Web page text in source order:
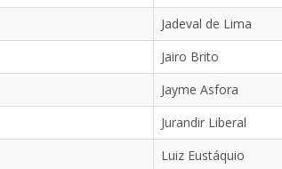
Jadeval de Lima
Jairo Brito
Jayme Asfora
Jurandir Liberal
Luiz Eustáquio